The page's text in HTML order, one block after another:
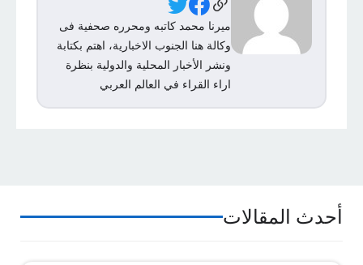
Social Links
ميرنا محمد كاتبه ومحرره صحفية فى
وكالة هنا الجنوب الاخبارية، اهتم بكتابة
ونشر الأخبار المحلية والدولية بنظرة
اراء القراء في العالم العربي
أحدث المقالات